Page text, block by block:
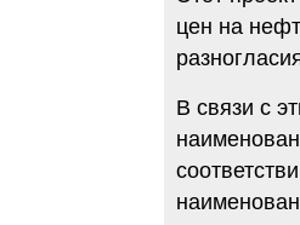
цен на
В связи с